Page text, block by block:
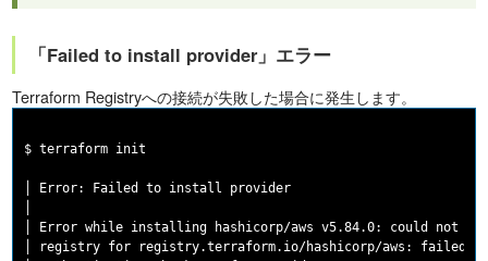
「Failed to install provider」エラー
Terraform Registryへの接続が失敗した場合に発生します。
$ terraform init
│ Error: Failed to install provider
│ Error while installing hashicorp/aws v5.84.0: could not
│ registry for registry.terraform.io/hashicorp/aws: failed